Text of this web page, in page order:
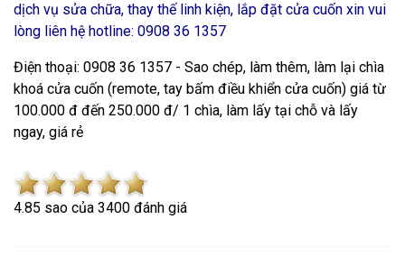
dịch vụ sửa chữa, thay thế linh kiện, lắp đặt cửa cuốn xin vui
lòng liên hệ hotline: 0908 36 1357
Điện thoại: 0908 36 1357 - Sao chép, làm thêm, làm lại chìa
khoá cửa cuốn (remote, tay bấm điều khiển cửa cuốn) giá từ
100.000 đ đến 250.000 đ/ 1 chìa, làm lấy tại chỗ và lấy
ngay, giá rẻ
4.85 sao của 3400 đánh giá